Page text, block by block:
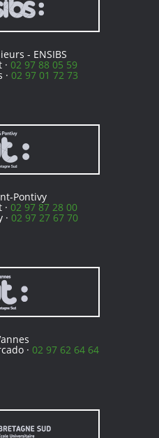
- ENSIBS
02 97 88 05 59
· 02 97 01 72 73
Pontivy
02 97 87 28 00
· 02 97 27 67 70
· 02 97 62 64 64